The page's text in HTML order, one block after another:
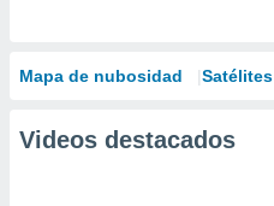
Mapa de nubosidad Satélites
Videos destacados